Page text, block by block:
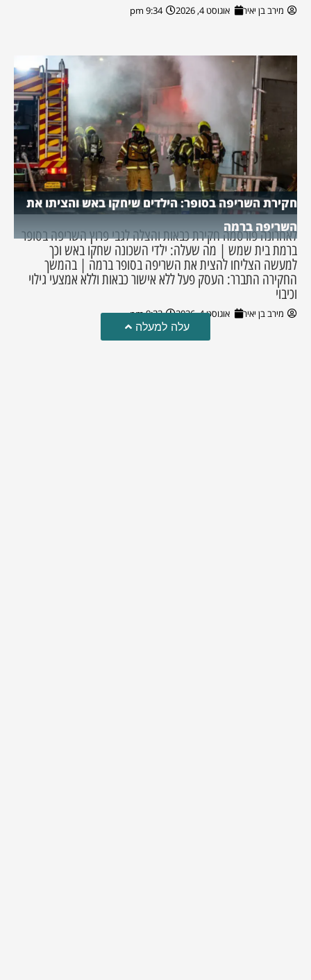
מירב בן יאיר אוגוסט 4, 2026 9:34 pm
חקירת השריפה בסופר: הילדים שיחקו באש והציתו את
השריפה ברמה
לאחרונה פורסמה חקירת כבאות והצלה לגבי פרוץ השריפה בסופר
ברמת בית שמש | מה שעלה: ילדי השכונה שחקו באש וכך
למעשה הצליחו להצית את השריפה בסופר ברמה | בהמשך
החקירה התברר: העסק פעל ללא אישור כבאות וללא אמצעי גילוי
וכיבוי
מירב בן יאיר אוגוסט 4, 2026 9:33 pm
עלה למעלה